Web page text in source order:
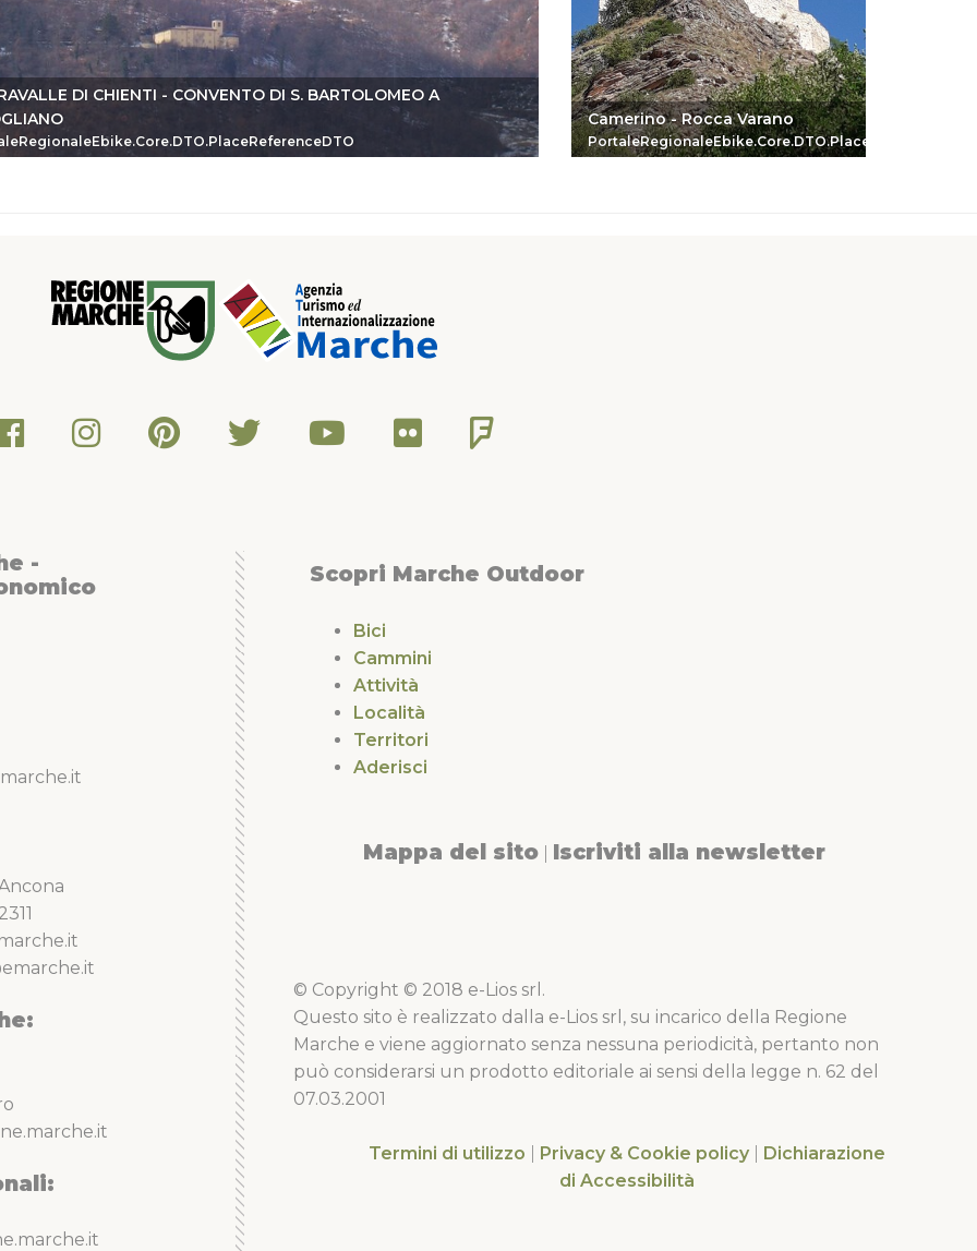
DI CHIENTI - CONVENTO DI S. BARTOLOMEO A
Camerino - Rocca Varano
PortaleRegionaleEbike.Core.DTO.PlaceReferenceDTO
-
Scopri Marche Outdoor
Bici
Cammini
Attività
Località
Territori
Aderisci
Mappa del sito Iscriviti alla newsletter
© Copyright © 2018 e-Lios srl.
Questo sito è realizzato dalla e-Lios srl, su incarico della Regione
Marche e viene aggiornato senza nessuna periodicità, pertanto non
può considerarsi un prodotto editoriale ai sensi della legge n. 62 del
07.03.2001
Termini di utilizzo Privacy & Cookie policy
Dichiarazione
di Accessibilità